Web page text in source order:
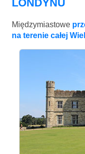
LONDYNU
Międzymiastowe
na terenie całej